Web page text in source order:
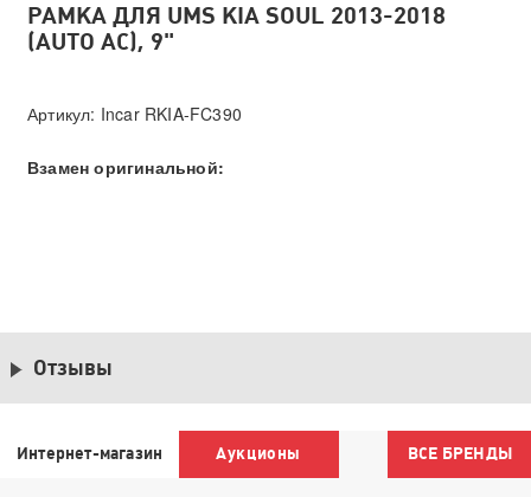
РАМКА ДЛЯ UMS KIA SOUL 2013-2018
(AUTO AC), 9"
Артикул: Incar RKIA-FC390
Взамен оригинальной:
Отзывы
Интернет-магазин Аукционы ВСЕ БРЕНДЫ